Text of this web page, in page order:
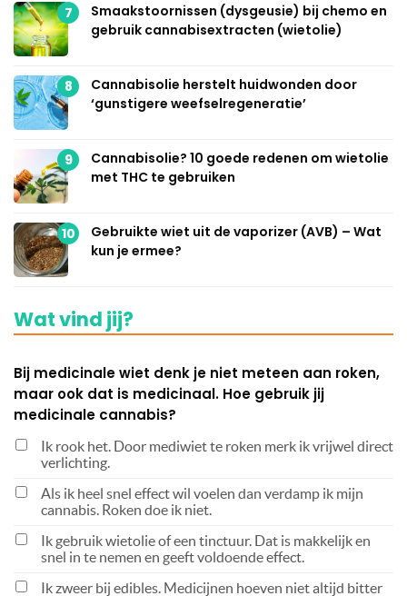
7
Smaakstoornissen (dysgeusie) bij chemo en
gebruik cannabisextracten (wietolie)
8
Cannabisolie herstelt huidwonden door
‘gunstigere weefselregeneratie’
9
Cannabisolie? 10 goede redenen om wietolie
met THC te gebruiken
10
Gebruikte wiet uit de vaporizer (AVB) – Wat
kun je ermee?
Wat vind jij?
Bij medicinale wiet denk je niet meteen aan roken,
maar ook dat is medicinaal. Hoe gebruik jij
medicinale cannabis?
Ik rook het. Door mediwiet te roken merk ik vrijwel direct
verlichting.
Als ik heel snel effect wil voelen dan verdamp ik mijn
cannabis. Roken doe ik niet.
Ik gebruik wietolie of een tinctuur. Dat is makkelijk en
snel in te nemen en geeft voldoende effect.
Ik zweer bij edibles. Medicijnen hoeven niet altijd bitter